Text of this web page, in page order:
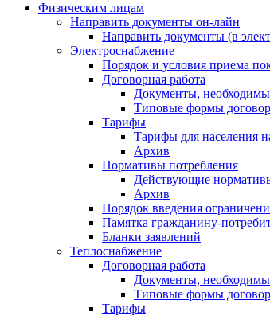
Физическим лицам
Направить документы он-лайн
Направить документы (в
Электроснабжение
Порядок и условия приема
Договорная работа
Документы,
Типовые формы
Тарифы
Тарифы для населения
Архив
Нормативы потребления
Действующие
Архив
Порядок введения
Памятка гражданину-
Бланки заявлений
Теплоснабжение
Договорная работа
Документы,
Типовые формы
Тарифы